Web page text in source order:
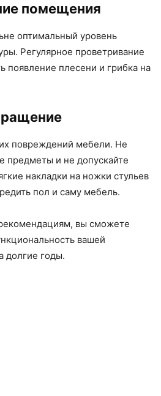
помещения
оптимальный уровень
Регулярное проветривание
появление плесени и грибка на
повреждений мебели. Не
предметы и не допускайте
накладки на ножки стульев
пол и саму мебель.
вы сможете
вашей
долгие годы.